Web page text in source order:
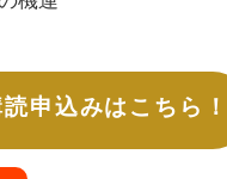
申込みはこちら！